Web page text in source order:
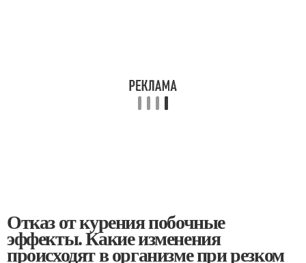
Отказ от курения побочные
эффекты. Какие изменения
происходят в организме при резком